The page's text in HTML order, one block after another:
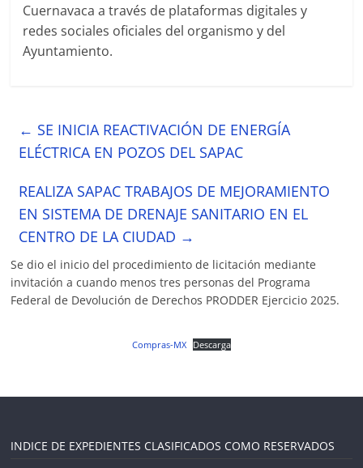
Cuernavaca a través de plataformas digitales y
redes sociales oficiales del organismo y del
Ayuntamiento.
← SE INICIA REACTIVACIÓN DE ENERGÍA
ELÉCTRICA EN POZOS DEL SAPAC
REALIZA SAPAC TRABAJOS DE MEJORAMIENTO
EN SISTEMA DE DRENAJE SANITARIO EN EL
CENTRO DE LA CIUDAD →
Se dio el inicio del procedimiento de licitación mediante
invitación a cuando menos tres personas del Programa
Federal de Devolución de Derechos PRODDER Ejercicio 2025.
Compras-MX Descarga
INDICE DE EXPEDIENTES CLASIFICADOS COMO RESERVADOS